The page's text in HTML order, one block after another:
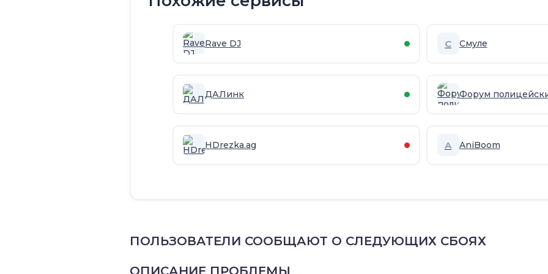
Rave DJ С Смуле
ДАЛинк Форум
HDrezka.ag A AniBoom
ПОЛЬЗОВАТЕЛИ СООБЩАЮТ О СЛЕДУЮЩИХ СБОЯХ
ОПИСАНИЕ ПРОБЛЕМЫ